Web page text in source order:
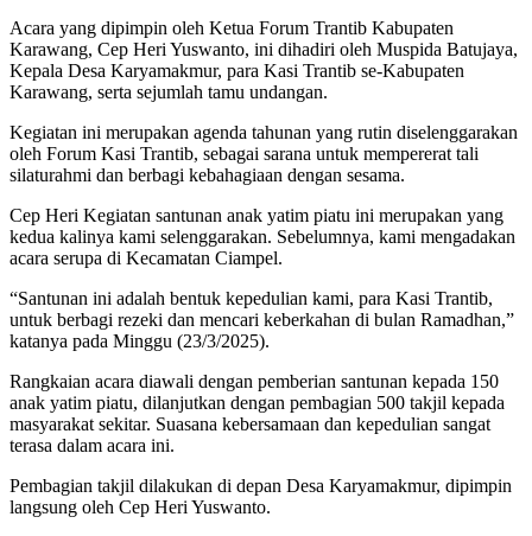
Acara yang dipimpin oleh Ketua Forum Trantib Kabupaten
Karawang, Cep Heri Yuswanto, ini dihadiri oleh Muspida Batujaya,
Kepala Desa Karyamakmur, para Kasi Trantib se-Kabupaten
Karawang, serta sejumlah tamu undangan.
Kegiatan ini merupakan agenda tahunan yang rutin diselenggarakan
oleh Forum Kasi Trantib, sebagai sarana untuk mempererat tali
silaturahmi dan berbagi kebahagiaan dengan sesama.
Cep Heri Kegiatan santunan anak yatim piatu ini merupakan yang
kedua kalinya kami selenggarakan. Sebelumnya, kami mengadakan
acara serupa di Kecamatan Ciampel.
“Santunan ini adalah bentuk kepedulian kami, para Kasi Trantib,
untuk berbagi rezeki dan mencari keberkahan di bulan Ramadhan,”
katanya pada Minggu (23/3/2025).
Rangkaian acara diawali dengan pemberian santunan kepada 150
anak yatim piatu, dilanjutkan dengan pembagian 500 takjil kepada
masyarakat sekitar. Suasana kebersamaan dan kepedulian sangat
terasa dalam acara ini.
Pembagian takjil dilakukan di depan Desa Karyamakmur, dipimpin
langsung oleh Cep Heri Yuswanto.